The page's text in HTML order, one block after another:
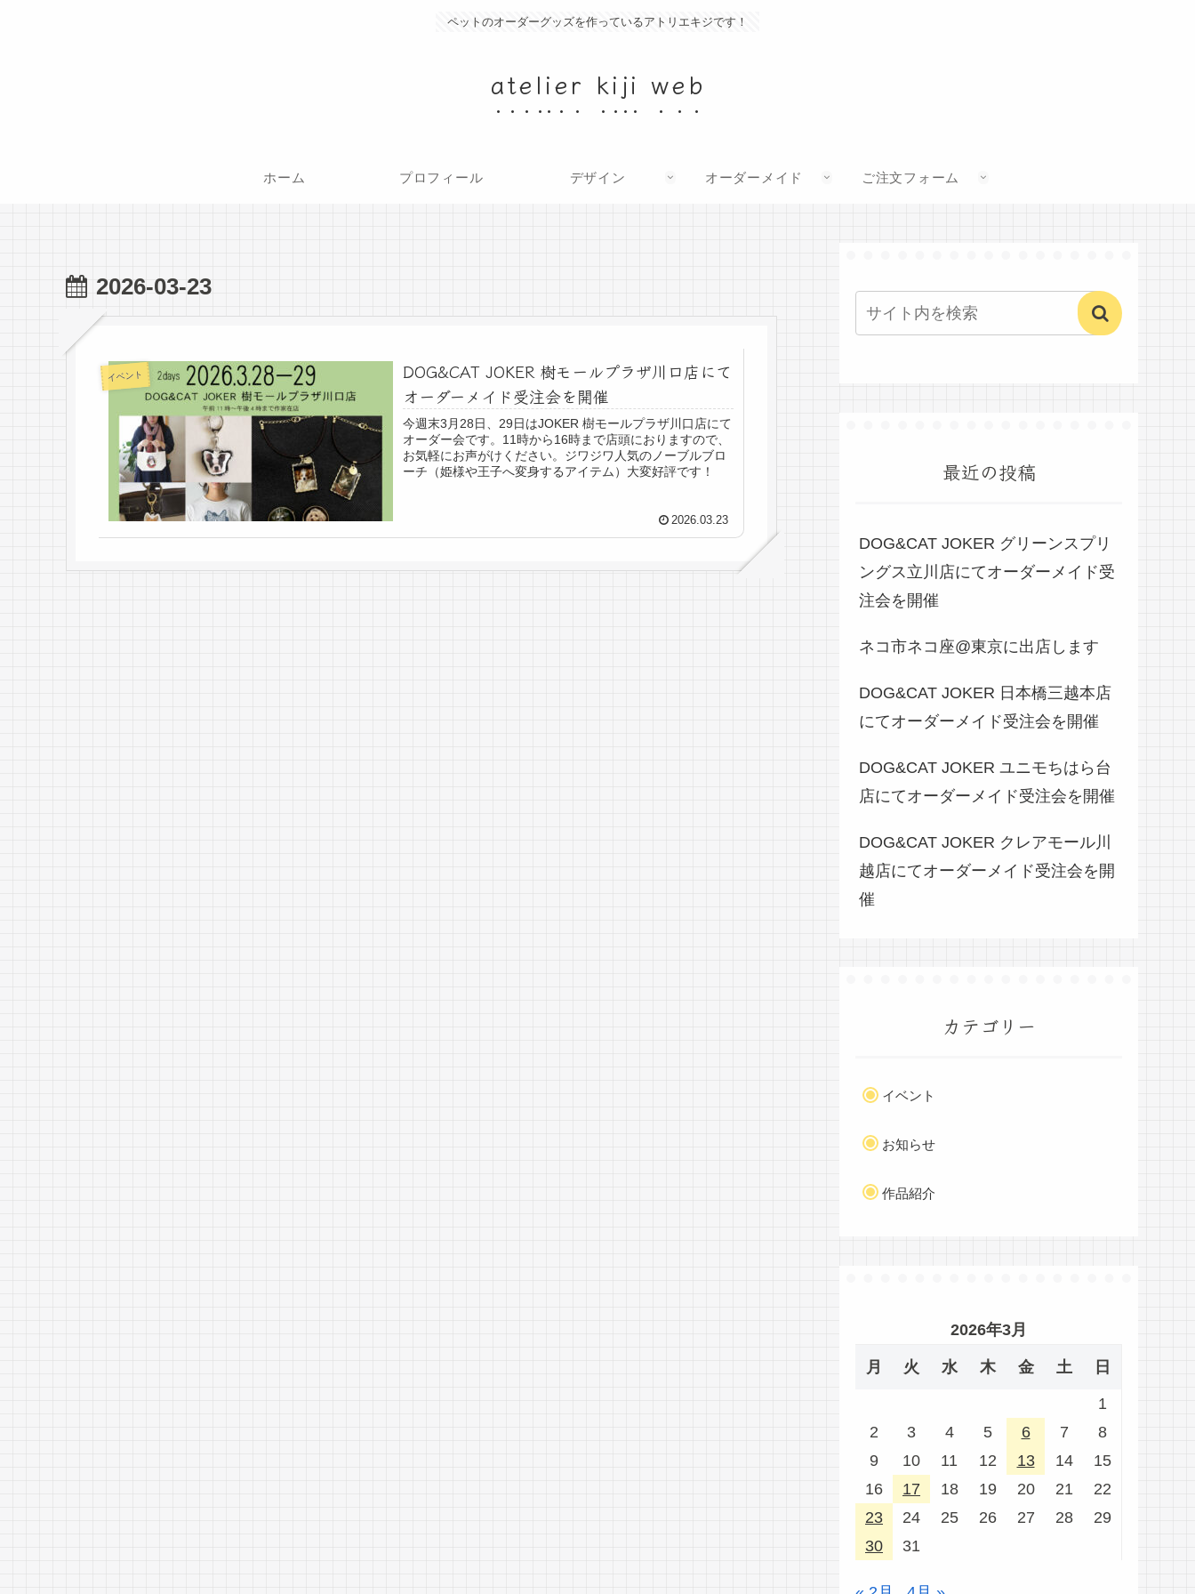
ペットのオーダーグッズを作っているアトリエキジです！
atelier kiji web
ホーム プロフィール デザイン オーダーメイド ご注文フォーム
2026-03-23
イベント
DOG&CAT JOKER 樹モールプラザ川口店にて
オーダーメイド受注会を開催
今週末3月28日、29日はJOKER 樹モールプラザ川口店にて
オーダー会です。11時から16時まで店頭におりますので、
お気軽にお声がけください。ジワジワ人気のノーブルブロ
ーチ（姫様や王子へ変身するアイテム）大変好評です！
2026.03.23
最近の投稿
DOG&CAT JOKER グリーンスプリ
ングス立川店にてオーダーメイド受
注会を開催
ネコ市ネコ座@東京に出店します
DOG&CAT JOKER 日本橋三越本店
にてオーダーメイド受注会を開催
DOG&CAT JOKER ユニモちはら台
店にてオーダーメイド受注会を開催
DOG&CAT JOKER クレアモール川
越店にてオーダーメイド受注会を開
催
カテゴリー
イベント
お知らせ
作品紹介
2026年3月
月 火 水 木 金 土 日
1
2
3 4 5 6 7
8
9
10 11 12 13 14
15
16
17 18 19 20 21
22
23
24 25 26 27 28
29
30
31